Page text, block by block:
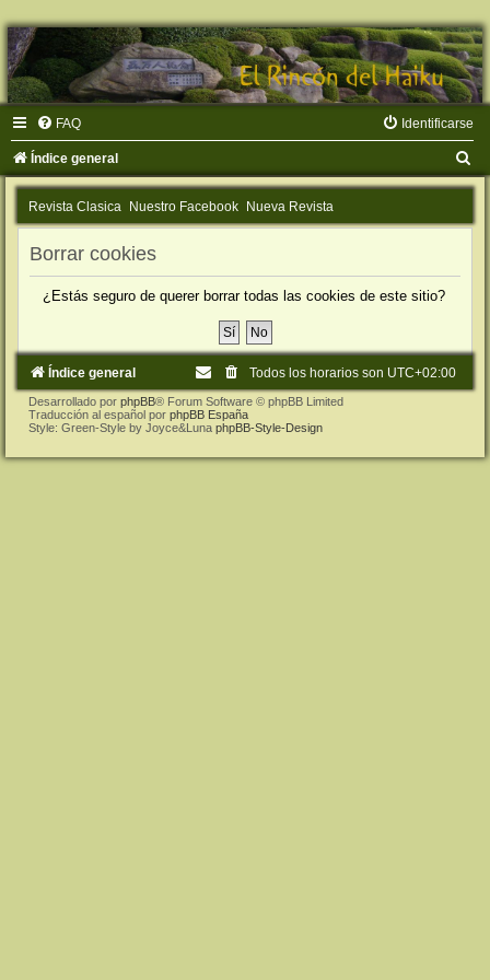
FAQ Identificarse
Índice general
u
Revista Clasica Nuestro Facebook Nueva Revista
Borrar cookies
¿Estás seguro de querer borrar todas las cookies de este sitio?
Índice general Todos los horarios son UTC+02:00
Desarrollado por phpBB® Forum Software © phpBB Limited
Traducción al español por phpBB España
Style: Green-Style by Joyce&Luna phpBB-Style-Design